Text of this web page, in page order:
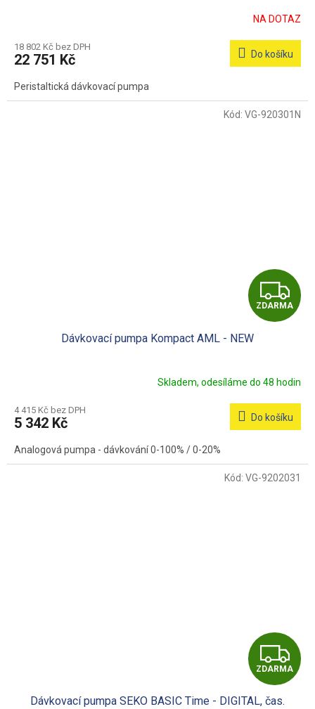
R
M
A
NA DOTAZ
18 802 Kč bez DPH
22 751 Kč Do košíku
Peristaltická dávkovací pumpa
Z
D
R
M
A
ZDARMA
Dávkovací pumpa Kompact AML - NEW
Skladem, odesíláme do 48 hodin
4 415 Kč bez DPH
5 342 Kč Do košíku
Analogová pumpa - dávkování 0-100% / 0-20%
Kód: VG-920301N
Z
D
ZDARMA
Dávkovací pumpa SEKO BASIC Time - DIGITAL, čas.
Kód: VG-9202031